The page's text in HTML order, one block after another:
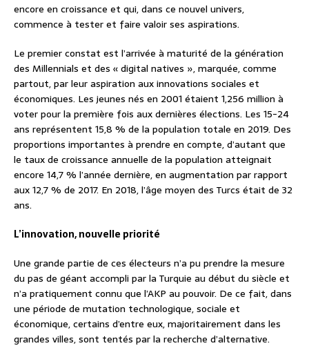
encore en croissance et qui, dans ce nouvel univers,
commence à tester et faire valoir ses aspirations.
Le premier constat est l’arrivée à maturité de la génération
des Millennials et des « digital natives », marquée, comme
partout, par leur aspiration aux innovations sociales et
économiques. Les jeunes nés en 2001 étaient 1,256 million à
voter pour la première fois aux dernières élections. Les 15-24
ans représentent 15,8 % de la population totale en 2019. Des
proportions importantes à prendre en compte, d’autant que
le taux de croissance annuelle de la population atteignait
encore 14,7 % l’année dernière, en augmentation par rapport
aux 12,7 % de 2017. En 2018, l’âge moyen des Turcs était de 32
ans.
L’innovation, nouvelle priorité
Une grande partie de ces électeurs n’a pu prendre la mesure
du pas de géant accompli par la Turquie au début du siècle et
n’a pratiquement connu que l’AKP au pouvoir. De ce fait, dans
une période de mutation technologique, sociale et
économique, certains d’entre eux, majoritairement dans les
grandes villes, sont tentés par la recherche d’alternative.